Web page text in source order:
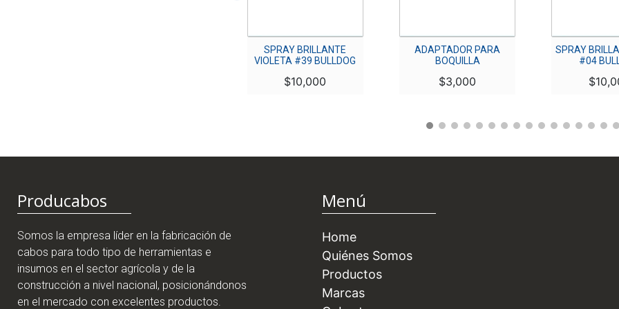
SPRAY BRILLANTE
VIOLETA #39 BULLDOG
$10,000
ADAPTADOR PARA
BOQUILLA
$3,000
SPRAY
#04
$
Producabos
Somos la empresa líder en la fabricación de
cabos para todo tipo de herramientas e
insumos en el sector agrícola y de la
construcción a nivel nacional, posicionándonos
en el mercado con excelentes productos.
Menú
Home
Quiénes Somos
Productos
Marcas